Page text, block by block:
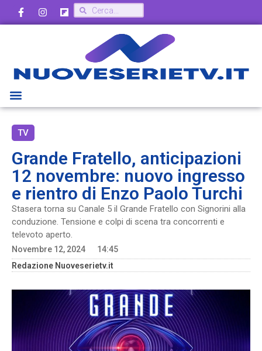
TV
Grande Fratello, anticipazioni
12 novembre: nuovo ingresso
e rientro di Enzo Paolo Turchi
Stasera torna su Canale 5 il Grande Fratello con Signorini alla
conduzione. Tensione e colpi di scena tra concorrenti e
televoto aperto.
Novembre 12, 2024
14:45
Redazione Nuoveserietv.it